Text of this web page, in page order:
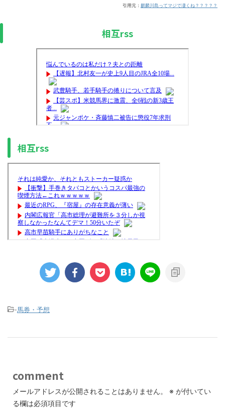
引用元： 麒麟川島ってマジで凄くね？？？？？
相互rss
相互rss
-馬券・予想
comment
メールアドレスが公開されることはありません。 ※ が付いてい
る欄は必須項目です